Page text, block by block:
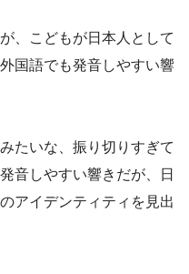
、こどもが日本人として
国語でも発音しやすい響
たいな、振り切りすぎて
音しやすい響きだが、日
アイデンティティを見出